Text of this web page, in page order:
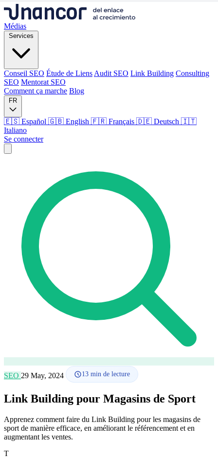
Médias
Services
Conseil SEO Étude de Liens Audit SEO Link Building Consulting
SEO Mentorat SEO
Comment ça marche Blog
FR
🇪🇸 Español 🇬🇧 English 🇫🇷 Français 🇩🇪 Deutsch 🇮🇹
Italiano
Se connecter
Conseil SEO Étude de Liens Link Building
Mentorat SEO
Comment ça marche
Langue
🇪🇸 ES
🇬🇧 EN
Se connecter
SEO 29 May, 2024 13 min de lecture
Link Building pour Magasins de Sport
Apprenez comment faire du Link Building pour les magasins de
sport de manière efficace, en améliorant le référencement et en
augmentant les ventes.
T